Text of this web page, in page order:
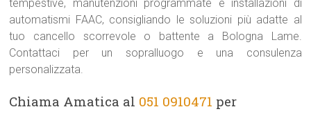
tempestive, manutenzioni programmate e installazioni di
automatismi FAAC, consigliando le soluzioni più adatte al
tuo cancello scorrevole o battente a Bologna Lame.
Contattaci per un sopralluogo e una consulenza
personalizzata.
Chiama Amatica al 051 0910471 per